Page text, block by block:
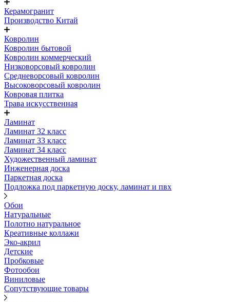
Керамогранит
Производство Китай
Ковролин
Ковролин бытовой
Ковролин коммерческий
Низковорсовый ковролин
Средневорсовый ковролин
Высоковорсовый ковролин
Ковровая плитка
Трава искусственная
Ламинат
Ламинат 32 класс
Ламинат 33 класс
Ламинат 34 класс
Художественный ламинат
Инженерная доска
Паркетная доска
Подложка под паркетную доску, ламинат и пвх
Обои
Натуральные
Полотно натуральное
Креативные коллажи
Эко-акрил
Детские
Пробковые
Фотообои
Виниловые
Сопутствующие товары